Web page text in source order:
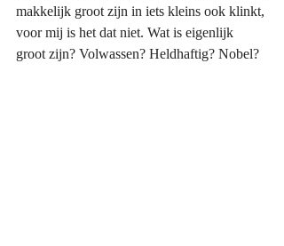
makkelijk groot zijn in iets kleins ook klinkt,
voor mij is het dat niet. Wat is eigenlijk
groot zijn? Volwassen? Heldhaftig? Nobel?